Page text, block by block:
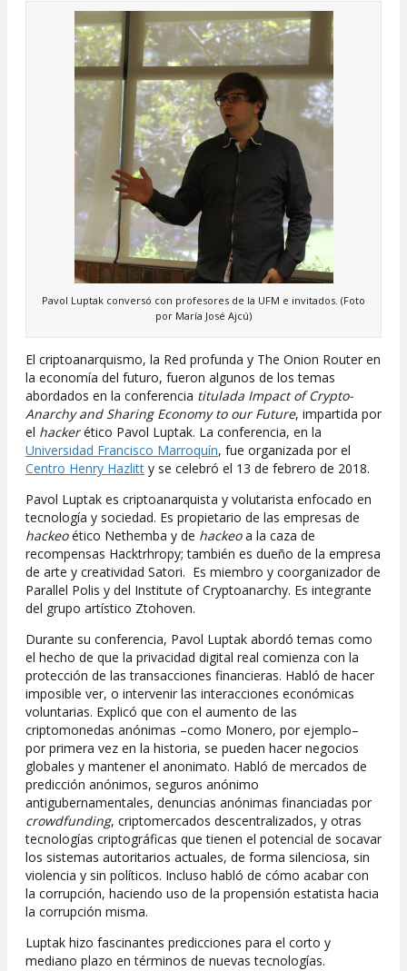
Pavol Luptak conversó con profesores de la UFM e invitados. (Foto
por María José Ajcú)
El criptoanarquismo, la Red profunda y The Onion Router en
la economía del futuro, fueron algunos de los temas
abordados en la conferencia titulada Impact of Crypto-
Anarchy and Sharing Economy to our Future, impartida por
el hackerético Pavol Luptak. La conferencia, en la
Universidad Francisco Marroquín, fue organizada por el
Centro Henry Hazlitt y se celebró el 13 de febrero de 2018.
Pavol Luptak es criptoanarquista y volutarista enfocado en
tecnología y sociedad. Es propietario de las empresas de
hackeoético Nethemba y de hackeoa la caza de
recompensas Hacktrhropy; también es dueño de la empresa
de arte y creatividad Satori. Es miembro y coorganizador de
Parallel Polis y del Institute of Cryptoanarchy. Es integrante
del grupo artístico Ztohoven.
Durante su conferencia, Pavol Luptak abordó temas como
el hecho de que la privacidad digital real comienza con la
protección de las transacciones financieras. Habló de hacer
imposible ver, o intervenir las interacciones económicas
voluntarias. Explicó que con el aumento de las
criptomonedas anónimas –como Monero, por ejemplo–
por primera vez en la historia, se pueden hacer negocios
globales y mantener el anonimato. Habló de mercados de
predicción anónimos, seguros anónimo
antigubernamentales, denuncias anónimas financiadas por
crowdfunding, criptomercados descentralizados, y otras
tecnologías criptográficas que tienen el potencial de socavar
los sistemas autoritarios actuales, de forma silenciosa, sin
violencia y sin políticos. Incluso habló de cómo acabar con
la corrupción, haciendo uso de la propensión estatista hacia
la corrupción misma.
Luptak hizo fascinantes predicciones para el corto y
mediano plazo en términos de nuevas tecnologías.